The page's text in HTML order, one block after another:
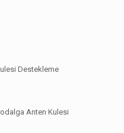
Destekleme
Anten Kulesi